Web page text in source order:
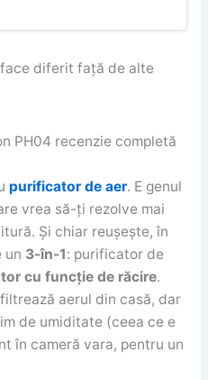
face diferit față de alte
purificator de aer. E genul
vrea să-ți rezolve mai
Și chiar reușește, în
un 3-în-1: purificator de
cu funcție de răcire.
aerul din casă, dar
de umiditate (ceea ce e
în cameră vara, pentru un